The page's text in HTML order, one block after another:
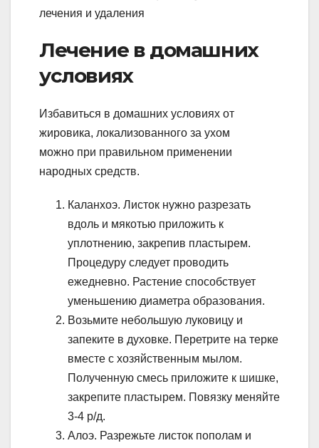
Лечение в домашних
условиях
Избавиться в домашних условиях от
жировика, локализованного за ухом
можно при правильном применении
народных средств.
Каланхоэ. Листок нужно разрезать
вдоль и мякотью приложить к
уплотнению, закрепив пластырем.
Процедуру следует проводить
ежедневно. Растение способствует
уменьшению диаметра образования.
Возьмите небольшую луковицу и
запеките в духовке. Перетрите на терке
вместе с хозяйственным мылом.
Полученную смесь приложите к шишке,
закрепите пластырем. Повязку меняйте
3-4 р/д.
Алоэ. Разрежьте листок пополам и